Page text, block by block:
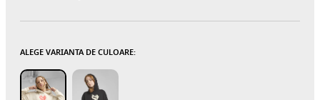
ALEGE VARIANTA DE CULOARE: